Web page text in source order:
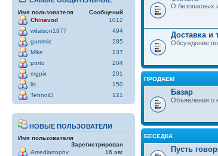
Имя пользователя
Сообщений
Chinavod
1012
witalson1977
494
gummie
285
Mike
237
porto
204
mgpix
201
lis
150
TehnoiD
121
НОВЫЕ ПОЛЬЗОВАТЕЛИ
Имя пользователя
Зарегистрирован
Amediartophv
16 авг
О безопасных
Доставка и
Обсуждение
ПРОДАЕМ
Базар
Объявления о
БЕСЕДКА
Пусть